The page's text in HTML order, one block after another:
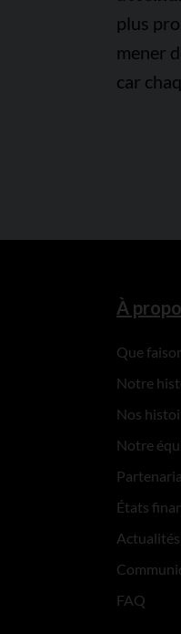
plus
mener
car
À
Que
Notre
Nos
Notre
États
Actualités
FAQ